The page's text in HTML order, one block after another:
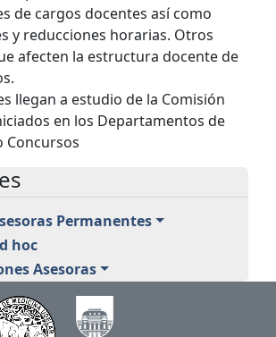
Permanentes
hoc
Asesoras
de cargos docentes así como
y reducciones horarias. Otros
afecten la estructura docente de
llegan a estudio de la Comisión
en los Departamentos de
Concursos